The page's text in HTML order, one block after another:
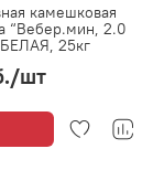
камешковая
“Вебер.мин, 2.0
25кг
/шт